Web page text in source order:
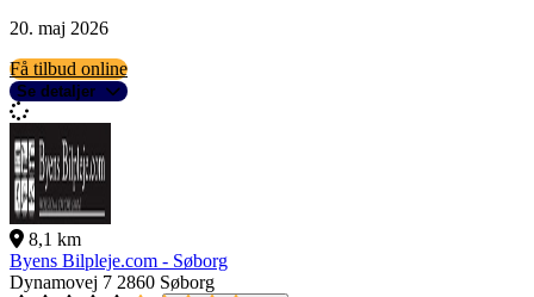
20. maj 2026
Få tilbud online
Se detaljer
8,1 km
Byens Bilpleje.com - Søborg
Dynamovej 7 2860 Søborg